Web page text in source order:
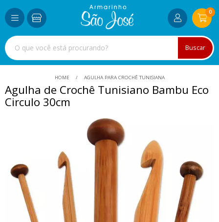
Buscar
0
HOME AGULHA PARA CROCHÊ TUNISIANA
Agulha de Crochê Tunisiano Bambu Eco
Circulo 30cm